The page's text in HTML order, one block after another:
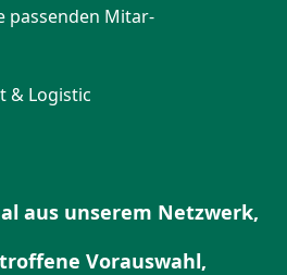
passenden Mitar­
& Logistic
aus unserem Netzwerk,
Vorauswahl,